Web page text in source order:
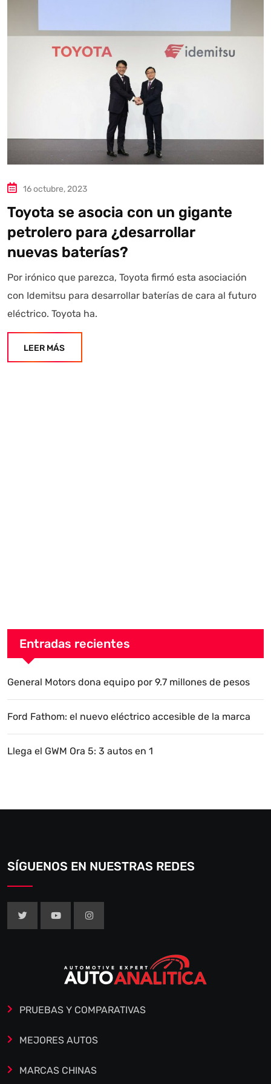
16 octubre, 2023
Toyota se asocia con un gigante
petrolero para ¿desarrollar
nuevas baterías?
Por irónico que parezca, Toyota firmó esta asociación
con Idemitsu para desarrollar baterías de cara al futuro
eléctrico. Toyota ha.
LEER MÁS
Entradas recientes
General Motors dona equipo por 9.7 millones de pesos
Ford Fathom: el nuevo eléctrico accesible de la marca
Llega el GWM Ora 5: 3 autos en 1
SÍGUENOS EN NUESTRAS REDES
PRUEBAS Y COMPARATIVAS
MEJORES AUTOS
MARCAS CHINAS
Autoanalítica IA Agente Inteligente
Estoy aquí para encontrar lo que necesitas. ¿Qué estás
buscando? "Este asistente con IA (OpenAI) ofrece
información referencial que puede contener errores.
Asistente con IA en desarrollo. Autoanalítica optimiza
diariamente su exactitud."